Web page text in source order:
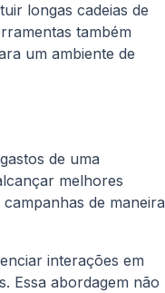
longas cadeias de
também
um ambiente de
de uma
melhores
de maneira
interações em
Essa abordagem não